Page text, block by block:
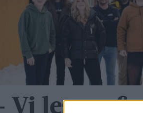
Vi legger